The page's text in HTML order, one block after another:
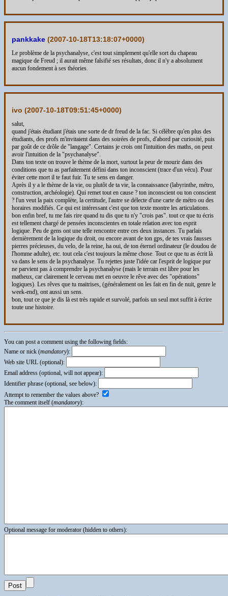
pankkake (2007-10-18T13:18:07+0000)
Le problème de la psychanalyse, c'est tout simplement qu'elle sort du chapeau
magique de Freud ; il aurait même falsifié ses résultats, donc il n'y a absolument
aucun fondement à ses théories.
ivo (2007-10-18T09:51:45+0000)
salut,
quand j'étais étudiant j'étais une sorte de dr freud de la fac. Si célèbre qu'en plus des
étudiants, des profs m'invitaient dans des soirées de profs, d'abord par curiosité, puis
par goût de ce drôle de "langage". Certains je crois ont l'intuition des maths, on peut
avoir l'intuition de la "psychanalyse".
Dans ton texte on trouve le thème de la mort, surtout la peur de mourir dans des
conditions que tu as parfaitement défini dans ton inconscient (trace d'un vécu). Pour
éviter cette mort il te faut fuir. Tu te sens en danger.
Après il y a le thème de la vie, ou plutôt de ta vie, la connaissance (labyrinthe, métro,
construction, archéologie). Qui remet tout en cause ? ton inconscient ou ton conscient
? l'un veut la paix complète, la certitude, l'autre se délecte d'une carte de métro ou des
horaires modifiés. Ce qui est intéressant c'est que ton texte montre les articulations.
bon enfin bref, tu me fais rire quand tu dis que tu n'y "crois pas". tout ce que tu écris
est tellement chargé de pensées inconscientes en totale relation avec ton esprit
logique. Peu de gens ont une telle rencontre entre ces deux instances. Tu parlais
dernièrement de la logique du droit, ou encore avant de ton gps, de tes vrais fausses
pierres précieuses, du velo, de la reine, ha oui, de ton éternel ordinateur (le doudou de
l'homme adulte), etc. tout cela c'est toujours la même chose. Tout ce que tu as écrit là
va dans le sens de la psychanalyse. Tu rejettes juste l'idée car l'esprit de logique pur
ne parvient pas à comprendre la psychanalyse (mais le terrain est libre pour les
matheux, car clairement le cerveau met en oeuvre le rêve avec des "opérations"
logiques). Les rêves que tu maitrises, (généralement on les fait en fin de nuit, genre le
week-end), ont aussi un sens.
bon, tout ce que je dis là est très rapide et survolé, parfois un seul mot suffit à écrire
toute une histoire.
You can post a comment using the following fields:
Name or nick (mandatory):
Web site URL (optional):
Email address (optional, will not appear):
Identifier phrase (optional, see below):
Attempt to remember the values above?
The comment itself (mandatory):
Optional message for moderator (hidden to others):